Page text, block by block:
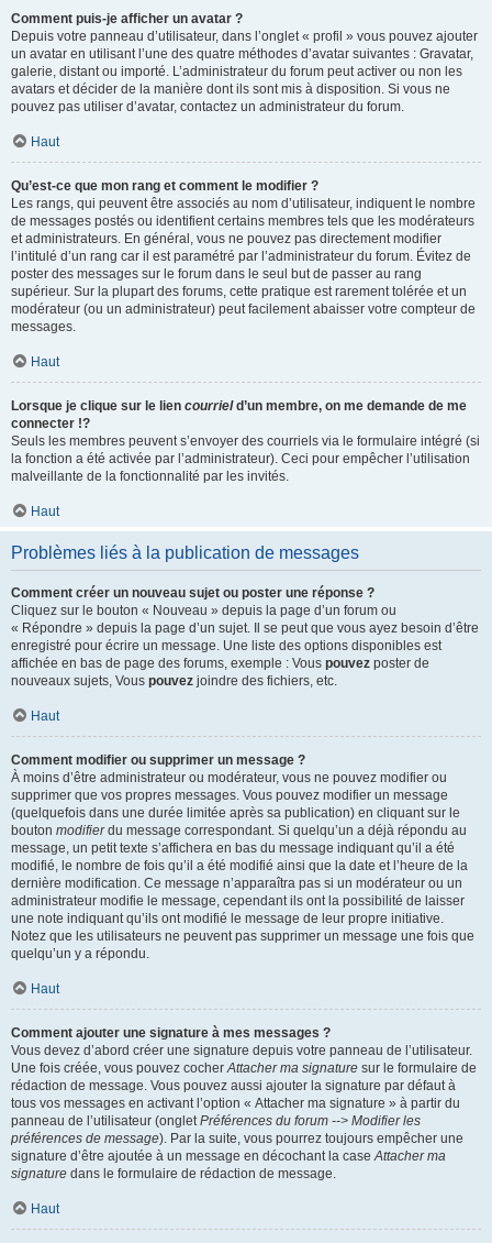
Comment puis-je afficher un avatar ?
Depuis votre panneau d’utilisateur, dans l’onglet « profil » vous pouvez ajouter
un avatar en utilisant l’une des quatre méthodes d’avatar suivantes : Gravatar,
galerie, distant ou importé. L’administrateur du forum peut activer ou non les
avatars et décider de la manière dont ils sont mis à disposition. Si vous ne
pouvez pas utiliser d’avatar, contactez un administrateur du forum.
Haut
Qu’est-ce que mon rang et comment le modifier ?
Les rangs, qui peuvent être associés au nom d’utilisateur, indiquent le nombre
de messages postés ou identifient certains membres tels que les modérateurs
et administrateurs. En général, vous ne pouvez pas directement modifier
l’intitulé d’un rang car il est paramétré par l’administrateur du forum. Évitez de
poster des messages sur le forum dans le seul but de passer au rang
supérieur. Sur la plupart des forums, cette pratique est rarement tolérée et un
modérateur (ou un administrateur) peut facilement abaisser votre compteur de
messages.
Haut
Lorsque je clique sur le lien courrield’un membre, on me demande de me
connecter !?
Seuls les membres peuvent s’envoyer des courriels via le formulaire intégré (si
la fonction a été activée par l’administrateur). Ceci pour empêcher l’utilisation
malveillante de la fonctionnalité par les invités.
Haut
Problèmes liés à la publication de messages
Comment créer un nouveau sujet ou poster une réponse ?
Cliquez sur le bouton « Nouveau » depuis la page d’un forum ou
« Répondre » depuis la page d’un sujet. Il se peut que vous ayez besoin d’être
enregistré pour écrire un message. Une liste des options disponibles est
affichée en bas de page des forums, exemple : Vous pouvez poster de
nouveaux sujets, Vous pouvez joindre des fichiers, etc.
Haut
Comment modifier ou supprimer un message ?
À moins d’être administrateur ou modérateur, vous ne pouvez modifier ou
supprimer que vos propres messages. Vous pouvez modifier un message
(quelquefois dans une durée limitée après sa publication) en cliquant sur le
bouton modifierdu message correspondant. Si quelqu’un a déjà répondu au
message, un petit texte s’affichera en bas du message indiquant qu’il a été
modifié, le nombre de fois qu’il a été modifié ainsi que la date et l’heure de la
dernière modification. Ce message n’apparaîtra pas si un modérateur ou un
administrateur modifie le message, cependant ils ont la possibilité de laisser
une note indiquant qu’ils ont modifié le message de leur propre initiative.
Notez que les utilisateurs ne peuvent pas supprimer un message une fois que
quelqu’un y a répondu.
Haut
Comment ajouter une signature à mes messages ?
Vous devez d’abord créer une signature depuis votre panneau de l’utilisateur.
Une fois créée, vous pouvez cocherAttacher ma signature sur le formulaire de
rédaction de message. Vous pouvez aussi ajouter la signature par défaut à
tous vos messages en activant l’option « Attacher ma signature » à partir du
panneau de l’utilisateur (ongletPréférences du forum --> Modifier les
préférences de message). Par la suite, vous pourrez toujours empêcher une
signature d’être ajoutée à un message en décochant la caseAttacher ma
signature dans le formulaire de rédaction de message.
Haut